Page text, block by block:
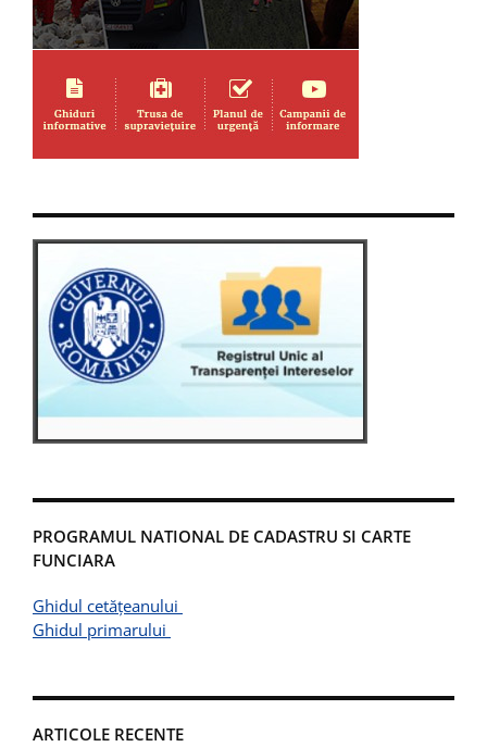
PROGRAMUL NATIONAL DE CADASTRU SI CARTE
FUNCIARA
Ghidul cetățeanului
Ghidul primarului
ARTICOLE RECENTE